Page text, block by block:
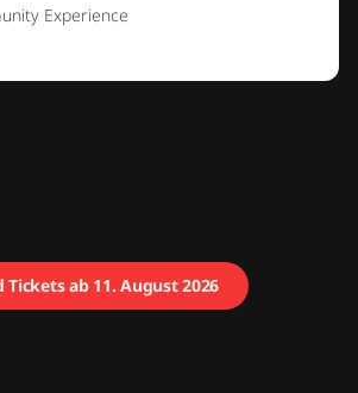
Experience
Tickets ab 11. August 2026